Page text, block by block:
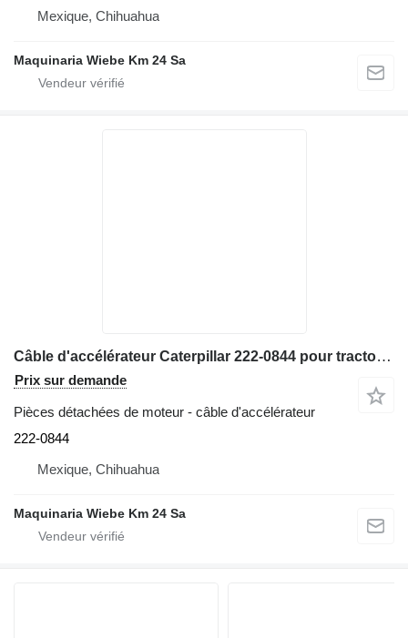
Mexique, Chihuahua
Maquinaria Wiebe Km 24 Sa
Câble d'accélérateur Caterpillar 222-0844 pour tractopelle Caterpillar 420D, 416D, 430D
Prix sur demande
Pièces détachées de moteur - câble d'accélérateur
222-0844
Mexique, Chihuahua
Maquinaria Wiebe Km 24 Sa